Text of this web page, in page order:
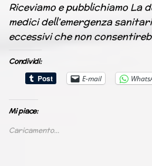
Riceviamo e pubblichiamo La
medici dell’emergenza
eccessivi che non
Condividi:
E-mail
Mi piace:
Caricamento...